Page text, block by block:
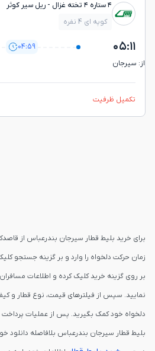
۴ ستاره ۴ تخته غزال - ريل سير كوثر
کوپه ای 4 نفره
۰۵:۱۱
از: سيرجان
04:59
تکمیل ظرفیت
زمان حرکت دلخواه را وارد و بر گزینه جستجو
بر روی گزینه خرید کلیک کرده و اطلاعات
نمایید. سپس از فیلترهای قیمت، نوع قطار و
دلخواه خود کمک بگیرید. پس از عملیات پرداخت
بلیط قطار سیرجان بندرعباس بلافاصله دانلود